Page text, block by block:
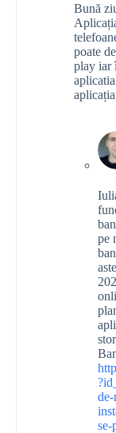
Bună
poate
play iar
pe